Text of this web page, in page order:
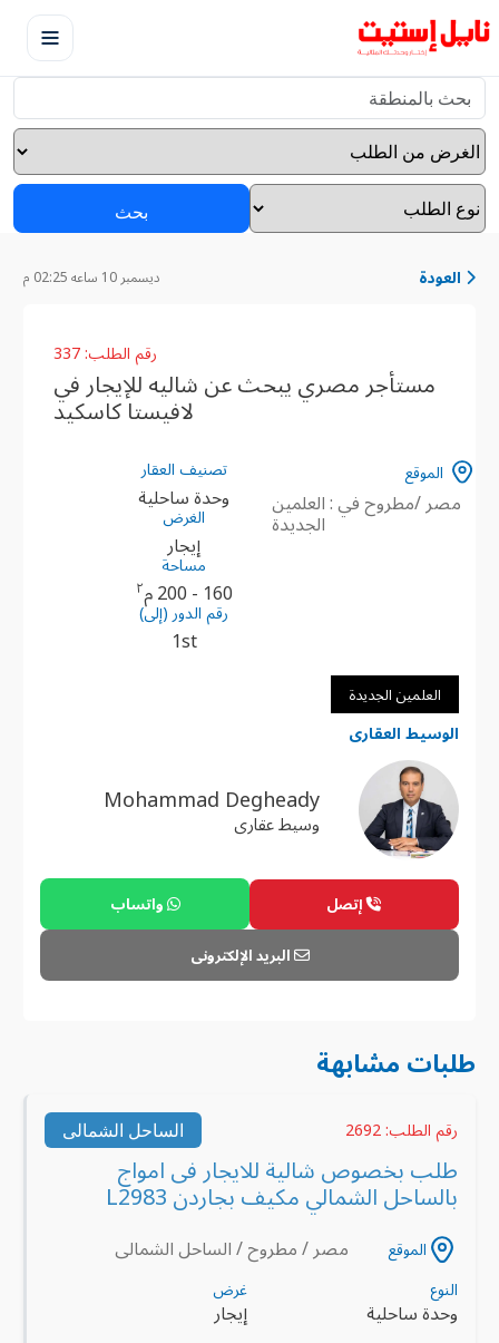
بحث
العودة ديسمبر 10 ساعه 02:25 م
رقم الطلب: 337
مستأجر مصري يبحث عن شاليه للإيجار في
لافيستا كاسكيد
الموقع
مصر /مطروح في : العلمين
الجديدة
تصنيف العقار
وحدة ساحلية
الغرض
إيجار
مساحة
160 - 200 م ٢
رقم الدور (إلى)
1st
العلمين الجديدة
الوسيط العقارى
Mohammad Degheady
وسيط عقارى
إتصل واتساب
البريد الإلكترونى
طلبات مشابهة
رقم الطلب: 2692 الساحل الشمالى
طلب بخصوص شالية للايجار فى امواج
بالساحل الشمالي مكيف بجاردن L2983
الموقع مصر / مطروح / الساحل الشمالى
النوع
وحدة ساحلية
غرض
إيجار